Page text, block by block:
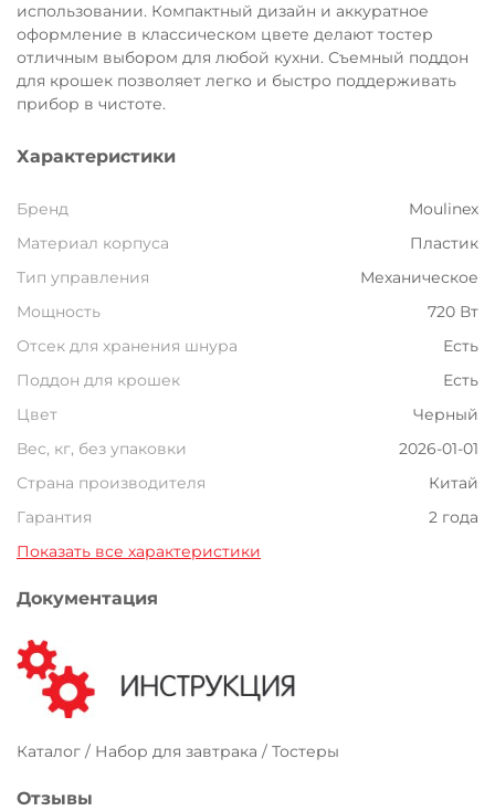
использовании. Компактный дизайн и аккуратное
оформление в классическом цвете делают тостер
отличным выбором для любой кухни. Съемный поддон
для крошек позволяет легко и быстро поддерживать
прибор в чистоте.
Характеристики
Бренд
Moulinex
Материал корпуса
Пластик
Тип управления
Механическое
Мощность
720 Вт
Отсек для хранения шнура
Есть
Поддон для крошек
Есть
Цвет
Черный
Вес, кг, без упаковки
2026-01-01
Страна производителя
Китай
Гарантия
2 года
Показать все характеристики
Документация
Каталог / Набор для завтрака / Тостеры
Отзывы
25
Остались вопросы?
8 800 302-02-51